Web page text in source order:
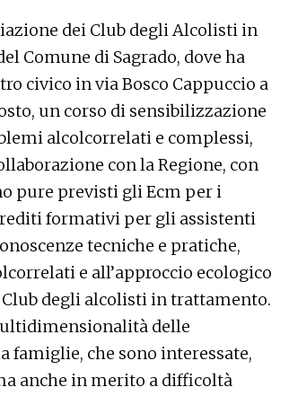
dei Club degli Alcolisti in
Comune di Sagrado, dove ha
civico in via Bosco Cappuccio a
un corso di sensibilizzazione
alcolcorrelati e complessi,
con la Regione, con
pure previsti gli Ecm per i
formativi per gli assistenti
tecniche e pratiche,
e all’approccio ecologico
degli alcolisti in trattamento.
delle
famiglie, che sono interessate,
anche in merito a difficoltà